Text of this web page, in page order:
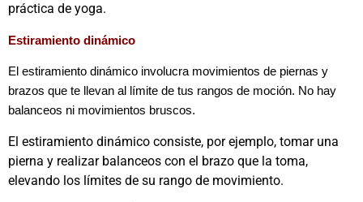
práctica de yoga.
Estiramiento dinámico
El estiramiento dinámico involucra movimientos de piernas y
brazos que te llevan al límite de tus rangos de moción. No hay
balanceos ni movimientos bruscos.
El estiramiento dinámico consiste, por ejemplo, tomar una
pierna y realizar balanceos con el brazo que la toma,
elevando los límites de su rango de movimiento.